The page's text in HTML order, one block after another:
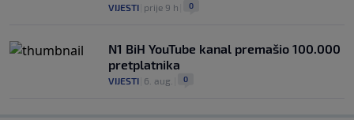
VIJESTI prije 9 h 0
N1 BiH YouTube kanal premašio 100.000
pretplatnika
VIJESTI 6. aug. 0